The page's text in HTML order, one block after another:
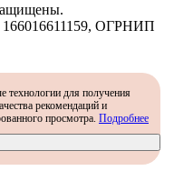
ОГРНИП
- консультация в
для получения
рекомендаций и
просмотра. Подробнее